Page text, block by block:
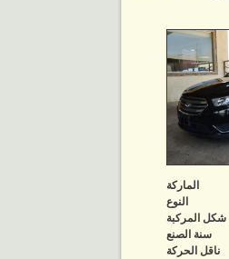
الماركة
النوع
شكل المركبة
سنة الصنع
ناقل الحركة